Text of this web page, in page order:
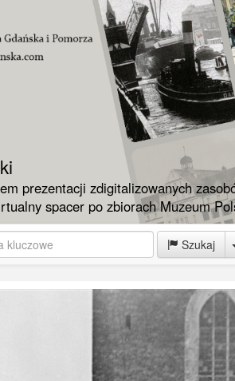
prezentacji zdigitalizowanych
spacer po zbiorach Muzeum
Szukaj